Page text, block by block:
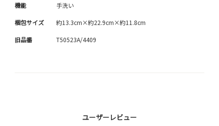
機能 手洗い
梱包サイズ 約13.3cm×約22.9cm×約11.8cm
旧品番 T50523A/4409
ユーザーレビュー